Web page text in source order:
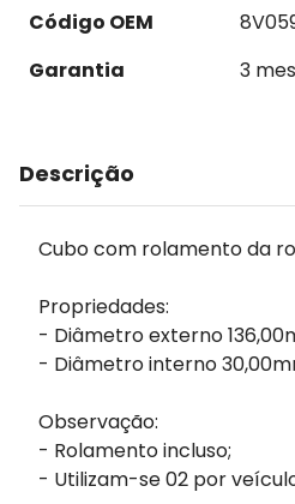
Código OEM
Garantia
3
Descrição
Cubo com rolamento da
Propriedades:
- Diâmetro externo
- Diâmetro interno
Observação:
- Rolamento incluso;
- Utilizam-se 02 por